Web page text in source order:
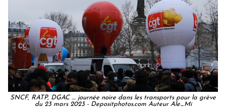
SNCF, RATP, DGAC .... journée noire dans les transports pour la grève
du 23 mars 2023 - Depositphotos.com Auteur Ale_Mi